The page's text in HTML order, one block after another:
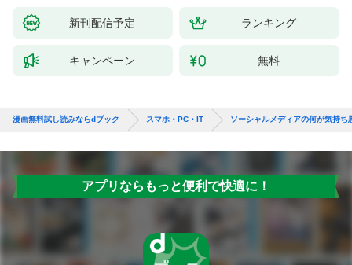
新刊配信予定 ランキング
キャンペーン 無料
漫画無料試し読みならdブック スマホ・PC・IT ソーシャルメディアの何が気持ち
アプリならもっと便利で快適に！